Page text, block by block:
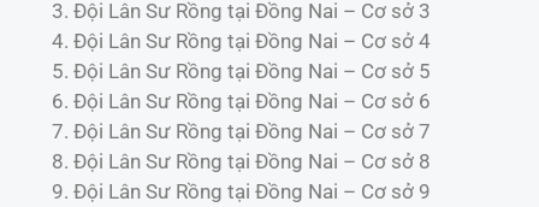
Đội Lân Sư Rồng tại Đồng Nai – Cơ sở 3
Đội Lân Sư Rồng tại Đồng Nai – Cơ sở 4
Đội Lân Sư Rồng tại Đồng Nai – Cơ sở 5
Đội Lân Sư Rồng tại Đồng Nai – Cơ sở 6
Đội Lân Sư Rồng tại Đồng Nai – Cơ sở 7
Đội Lân Sư Rồng tại Đồng Nai – Cơ sở 8
Đội Lân Sư Rồng tại Đồng Nai – Cơ sở 9